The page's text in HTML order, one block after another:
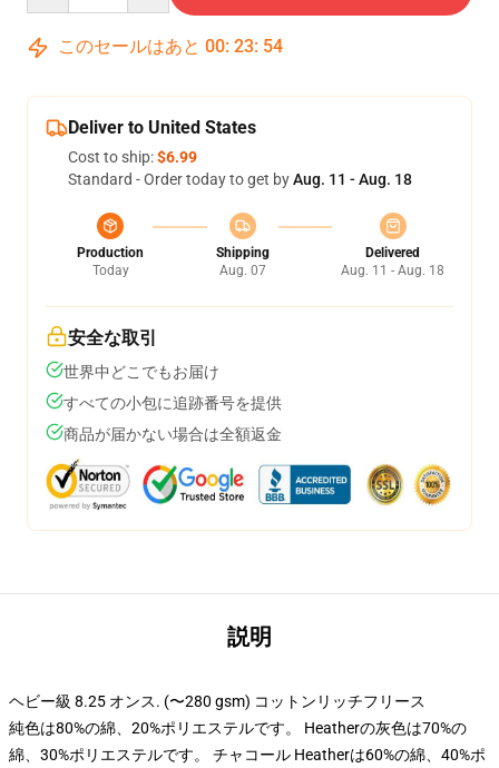
このセールはあと 00: 23: 54
Deliver to United States
Cost to ship:$6.99
Standard - Order today to get byAug. 11 - Aug. 18
Production
Today
Shipping
Aug. 07
Delivered
Aug. 11 - Aug. 18
安全な取引
世界中どこでもお届け
すべての小包に追跡番号を提供
商品が届かない場合は全額返金
説明
ヘビー級 8.25 オンス. (〜280 gsm) コットンリッチフリース
純色は80%の綿、20%ポリエステルです。 Heatherの灰色は70%の
綿、30%ポリエステルです。 チャコール Heatherは60%の綿、40%ポ